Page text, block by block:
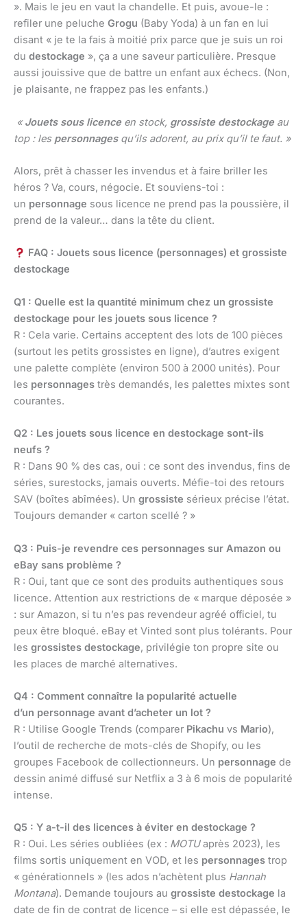
». Mais le jeu en vaut la chandelle. Et puis, avoue-le :
refiler une peluche Grogu (Baby Yoda) à un fan en lui
disant « je te la fais à moitié prix parce que je suis un roi
du destockage », ça a une saveur particulière. Presque
aussi jouissive que de battre un enfant aux échecs. (Non,
je plaisante, ne frappez pas les enfants.)
«Jouets sous licenceen stock, grossiste destockageau
top : les personnagesqu’ils adorent, au prix qu’il te faut. »
Alors, prêt à chasser les invendus et à faire briller les
héros ? Va, cours, négocie. Et souviens-toi :
un personnage sous licence ne prend pas la poussière, il
prend de la valeur… dans la tête du client.
FAQ : Jouets sous licence (personnages) et grossiste
destockage
Q1 : Quelle est la quantité minimum chez un grossiste
destockage pour les jouets sous licence ?
R : Cela varie. Certains acceptent des lots de 100 pièces
(surtout les petits grossistes en ligne), d’autres exigent
une palette complète (environ 500 à 2000 unités). Pour
les personnages très demandés, les palettes mixtes sont
courantes.
Q2 : Les jouets sous licence en destockage sont-ils
neufs ?
R : Dans 90 % des cas, oui : ce sont des invendus, fins de
séries, surestocks, jamais ouverts. Méfie-toi des retours
SAV (boîtes abîmées). Un grossiste sérieux précise l’état.
Toujours demander « carton scellé ? »
Q3 : Puis-je revendre ces personnages sur Amazon ou
eBay sans problème ?
R : Oui, tant que ce sont des produits authentiques sous
licence. Attention aux restrictions de « marque déposée »
: sur Amazon, si tu n’es pas revendeur agréé officiel, tu
peux être bloqué. eBay et Vinted sont plus tolérants. Pour
les grossistes destockage, privilégie ton propre site ou
les places de marché alternatives.
Q4 : Comment connaître la popularité actuelle
d’un personnage avant d’acheter un lot ?
R : Utilise Google Trends (comparer Pikachu vs Mario),
l’outil de recherche de mots-clés de Shopify, ou les
groupes Facebook de collectionneurs. Un personnage de
dessin animé diffusé sur Netflix a 3 à 6 mois de popularité
intense.
Q5 : Y a-t-il des licences à éviter en destockage ?
R : Oui. Les séries oubliées (ex : MOTUaprès 2023), les
films sortis uniquement en VOD, et les personnages trop
« générationnels » (les ados n’achètent plus Hannah
Montana). Demande toujours au grossiste destockage la
date de fin de contrat de licence – si elle est dépassée, le